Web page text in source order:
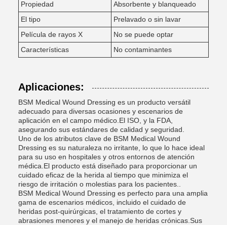
Propiedad
Absorbente y blanqueado
El tipo
Prelavado o sin lavar
Película de rayos X
No se puede optar
Características
No contaminantes
Aplicaciones:
BSM Medical Wound Dressing es un producto versátil
adecuado para diversas ocasiones y escenarios de
aplicación en el campo médico.El ISO, y la FDA,
asegurando sus estándares de calidad y seguridad.
Uno de los atributos clave de BSM Medical Wound
Dressing es su naturaleza no irritante, lo que lo hace ideal
para su uso en hospitales y otros entornos de atención
médica.El producto está diseñado para proporcionar un
cuidado eficaz de la herida al tiempo que minimiza el
riesgo de irritación o molestias para los pacientes..
BSM Medical Wound Dressing es perfecto para una amplia
gama de escenarios médicos, incluido el cuidado de
heridas post-quirúrgicas, el tratamiento de cortes y
abrasiones menores y el manejo de heridas crónicas.Sus